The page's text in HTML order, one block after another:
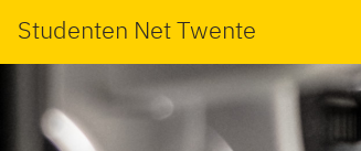
Studenten Net Twente